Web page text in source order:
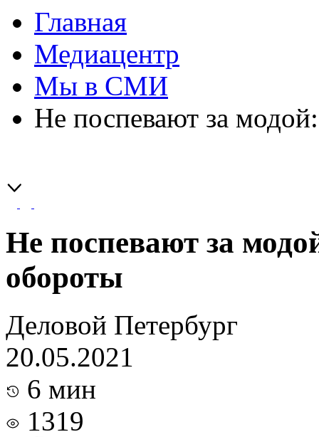
Главная
Медиацентр
Мы в СМИ
Не поспевают за
Не поспевают за
обороты
Деловой Петербург
20.05.2021
6 мин
1319